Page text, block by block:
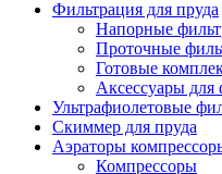
Фильтрация для пруда
Напорные
Проточные
Готовые
Аксессуары для
Ультрафиолетовые
Скиммер для пруда
Аэраторы
Компрессоры